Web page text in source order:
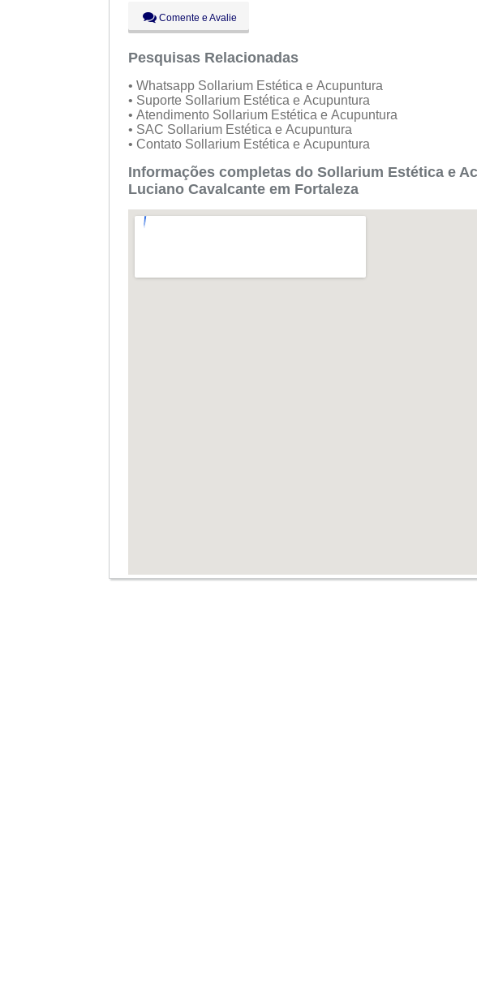
Comente e Avalie
Pesquisas Relacionadas
• Whatsapp Sollarium Estética e Acupuntura
• Suporte Sollarium Estética e Acupuntura
• Atendimento Sollarium Estética e Acupuntura
• SAC Sollarium Estética e Acupuntura
• Contato Sollarium Estética e Acupuntura
Informações completas do Sollarium Estética e
Luciano Cavalcante em Fortaleza